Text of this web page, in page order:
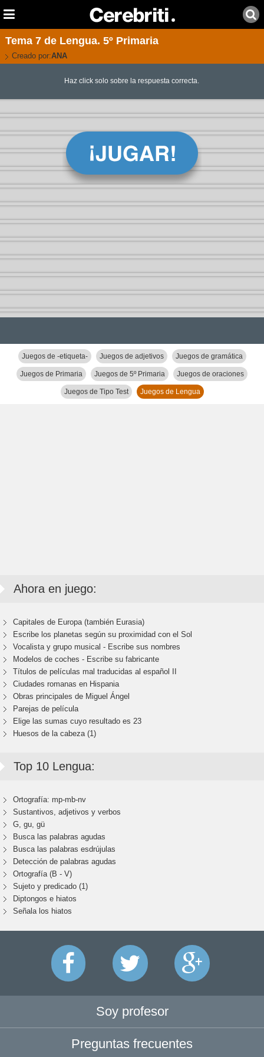
Tema 7 de Lengua. 5º Primaria
Creado por:ANA
Haz click solo sobre la respuesta correcta.
Juegos de -etiqueta- Juegos de adjetivos Juegos de gramática
Juegos de Primaria Juegos de 5º Primaria Juegos de oraciones
Juegos de Tipo Test Juegos de Lengua
Ahora en juego:
Capitales de Europa (también Eurasia)
Escribe los planetas según su proximidad con el Sol
Vocalista y grupo musical - Escribe sus nombres
Modelos de coches - Escribe su fabricante
Títulos de películas mal traducidas al español II
Ciudades romanas en Hispania
Obras principales de Miguel Ángel
Parejas de película
Elige las sumas cuyo resultado es 23
Huesos de la cabeza (1)
Top 10 Lengua:
Ortografía: mp-mb-nv
Sustantivos, adjetivos y verbos
G, gu, gü
Busca las palabras agudas
Busca las palabras esdrújulas
Detección de palabras agudas
Ortografía (B - V)
Sujeto y predicado (1)
Diptongos e hiatos
Señala los hiatos
Soy profesor
Preguntas frecuentes